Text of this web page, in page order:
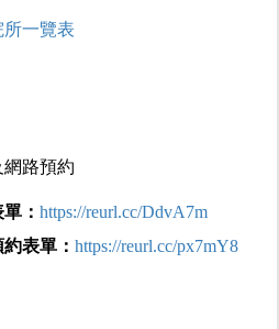
一覽表
路預約
： https://reurl.cc/DdvA7m
表單： https://reurl.cc/px7mY8